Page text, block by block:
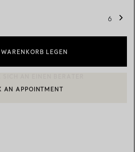
6
WARENKORB LEGEN
KONTAKTIEREN ODER EINEN
AN APPOINTMENT